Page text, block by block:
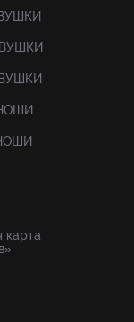
карта